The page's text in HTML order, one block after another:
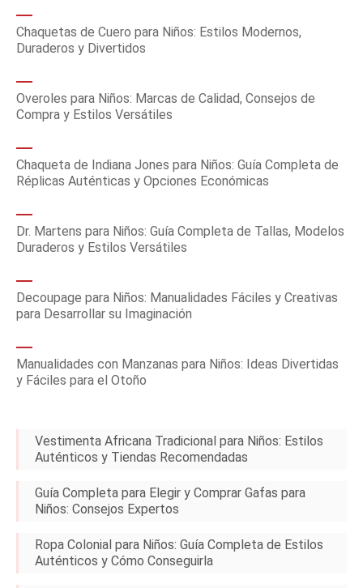
Chaquetas de Cuero para Niños: Estilos Modernos,
Duraderos y Divertidos
Overoles para Niños: Marcas de Calidad, Consejos de
Compra y Estilos Versátiles
Chaqueta de Indiana Jones para Niños: Guía Completa de
Réplicas Auténticas y Opciones Económicas
Dr. Martens para Niños: Guía Completa de Tallas, Modelos
Duraderos y Estilos Versátiles
Decoupage para Niños: Manualidades Fáciles y Creativas
para Desarrollar su Imaginación
Manualidades con Manzanas para Niños: Ideas Divertidas
y Fáciles para el Otoño
Vestimenta Africana Tradicional para Niños: Estilos
Auténticos y Tiendas Recomendadas
Guía Completa para Elegir y Comprar Gafas para
Niños: Consejos Expertos
Ropa Colonial para Niños: Guía Completa de Estilos
Auténticos y Cómo Conseguirla